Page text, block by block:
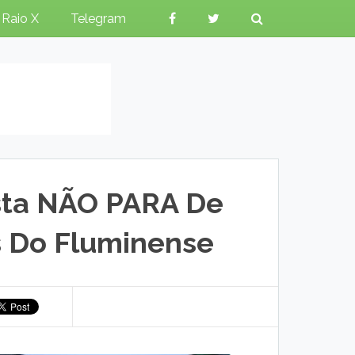
Raio X Telegram
NÃO PARA De
Fluminense